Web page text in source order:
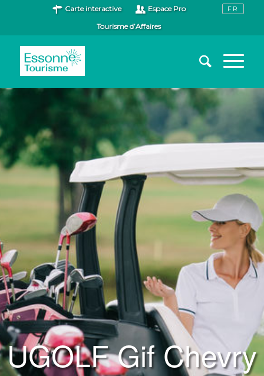
Carte interactive
Espace Pro
Tourisme d’Affaires
UGOLF Gif Chevry